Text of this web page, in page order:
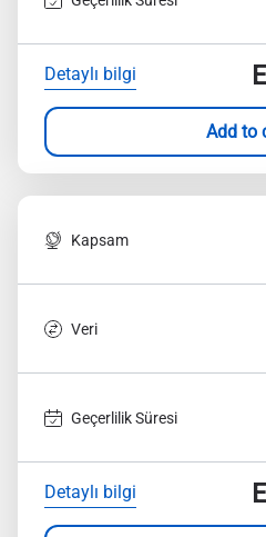
Detaylı bilgi
Add to
Kapsam
Veri
Geçerlilik Süresi
Detaylı bilgi